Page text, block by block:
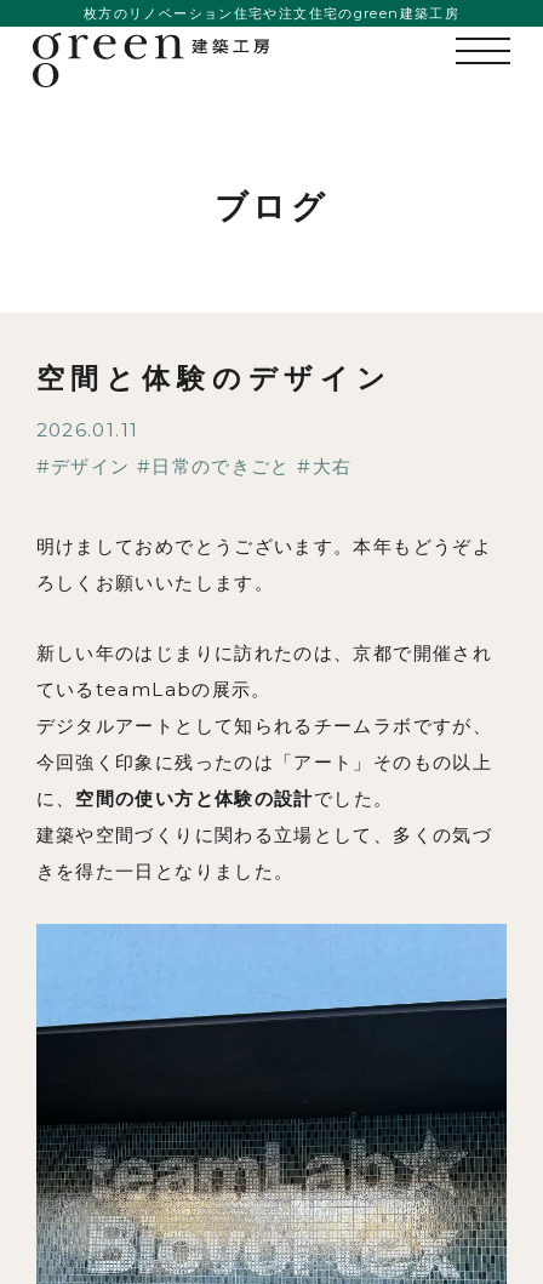
事例紹介
メンバー
お知らせ
お問い合わせ
よくあるご質問
枚方のリノベーション住宅や注文住宅のgreen建築工房
ブログ
空間と体験のデザイン
2026.01.11
デザイン
日常のできごと 大右
明けましておめでとうございます。本年もどうぞよ
ろしくお願いいたします。
新しい年のはじまりに訪れたのは、京都で開催され
ているteamLabの展示。
デジタルアートとして知られるチームラボですが、
今回強く印象に残ったのは「アート」そのもの以上
に、 空間の使い方と体験の設計でした。
建築や空間づくりに関わる立場として、多くの気づ
きを得た一日となりました。